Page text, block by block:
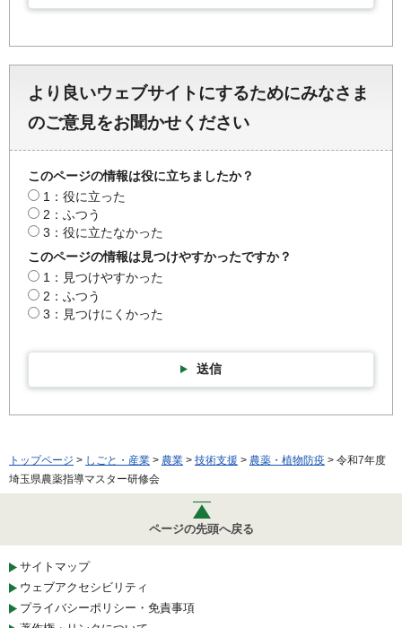
より良いウェブサイトにするためにみなさま
のご意見をお聞かせください
このページの情報は役に立ちましたか？
1：役に立った
2：ふつう
3：役に立たなかった
このページの情報は見つけやすかったですか？
1：見つけやすかった
2：ふつう
3：見つけにくかった
送信
トップページ > しごと・産業 > 農業 > 技術支援 > 農薬・植物防疫 > 令和7年度
埼玉県農薬指導マスター研修会
ページの先頭へ戻る
サイトマップ
ウェブアクセシビリティ
プライバシーポリシー・免責事項